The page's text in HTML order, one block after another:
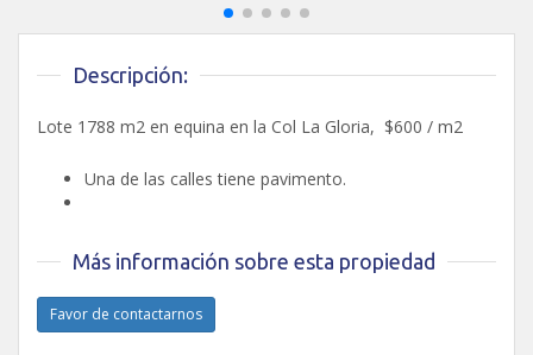
Descripción:
Lote 1788 m2 en equina en la Col La Gloria, $600 / m2
Una de las calles tiene pavimento.
Más información sobre esta propiedad
Favor de contactarnos